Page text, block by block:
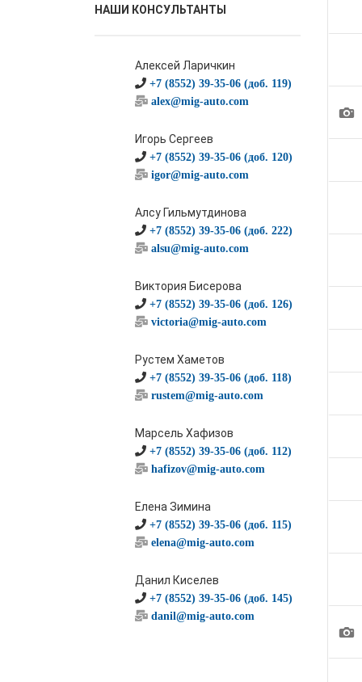
НАШИ КОНСУЛЬТАНТЫ
Алексей Ларичкин
+7 (8552) 39-35-06 (доб. 119)
alex@mig-auto.com
Игорь Сергеев
+7 (8552) 39-35-06 (доб. 120)
igor@mig-auto.com
Алсу Гильмутдинова
+7 (8552) 39-35-06 (доб. 222)
alsu@mig-auto.com
Виктория Бисерова
+7 (8552) 39-35-06 (доб. 126)
victoria@mig-auto.com
Рустем Хаметов
+7 (8552) 39-35-06 (доб. 118)
rustem@mig-auto.com
Марсель Хафизов
+7 (8552) 39-35-06 (доб. 112)
hafizov@mig-auto.com
Елена Зимина
+7 (8552) 39-35-06 (доб. 115)
elena@mig-auto.com
Данил Киселев
+7 (8552) 39-35-06 (доб. 145)
danil@mig-auto.com
1
1